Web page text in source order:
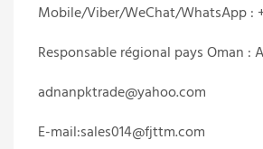
Mobile/Viber/WeChat/WhatsApp :
Responsable régional pays Oman :
adnanpktrade@yahoo.com
E-mail:sales014@fjttm.com